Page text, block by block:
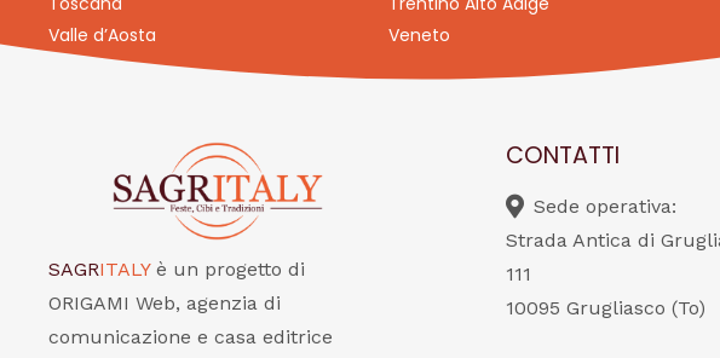
Valle d’Aosta
Veneto
SAGRITALY è un progetto di
ORIGAMI Web, agenzia di
comunicazione e casa editrice
CONTATTI
Sede operativa:
Strada Antica di
111
10095 Grugliasco (To)